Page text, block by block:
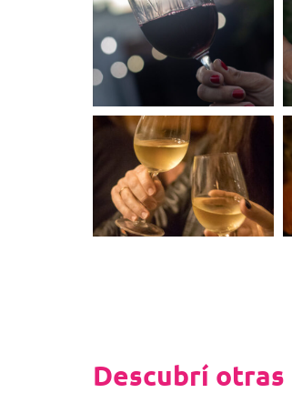
Descubrí otras